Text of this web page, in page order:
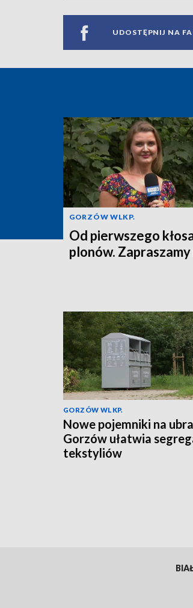
UDOSTĘPNIJ NA
GORZÓW WLKP.
Od pierwszego
plonów.
GORZÓW WLKP.
Nowe pojemniki na
Gorzów ułatwia
tekstyliów